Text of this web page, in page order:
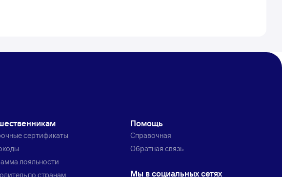
сертификаты
лояльности
по странам
Помощь
Справочная
Обратная связь
Мы в социальных сетях